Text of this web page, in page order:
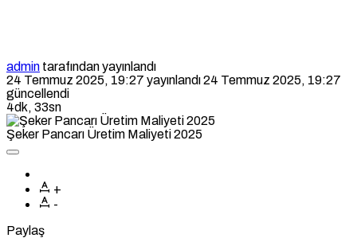
admin tarafından yayınlandı
24 Temmuz 2025, 19:27 yayınlandı24 Temmuz 2025, 19:27
güncellendi
4dk, 33sn
Şeker Pancarı Üretim Maliyeti 2025
+
-
Paylaş